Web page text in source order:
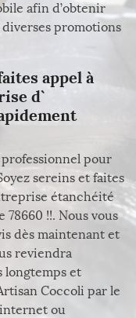
afin d’obtenir
promotions
appel à
d`
professionnel pour
sereins et faites
étanchéité
78660 !!. Nous vous
dès maintenant et
reviendra
longtemps et
Coccoli par le
ou